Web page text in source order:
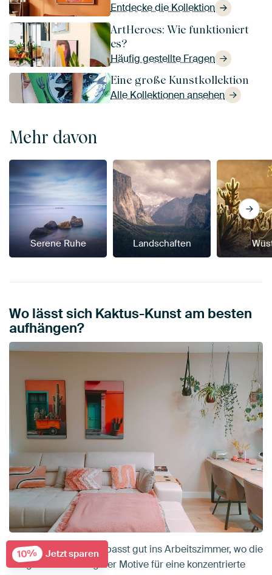
Entdecke die Kollektion
ArtHeroes: Wie funktioniert
es?
Häufig gestellte Fragen
Eine große Kunstkollektion
Alle Kollektionen ansehen
Mehr davon
Serene Ruhe Landschaften
Wo lässt sich Kaktus-Kunst am besten
aufhängen?
Die Kollektion Kaktus passt gut ins Arbeitszimmer, wo die
ruhige Ausstrahlung der Motive für eine konzentrierte
10% Jetzt sparen